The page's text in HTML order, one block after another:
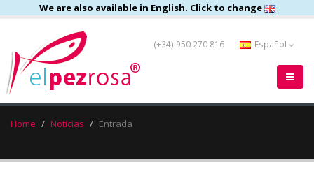
We are also available in English. Click to change
(+34) 950 270 816 Español
Home Noticias Entrada